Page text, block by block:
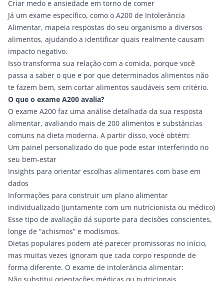
Criar medo e ansiedade em torno de comer
Já um exame específico, como o A200 de Intolerância
Alimentar, mapeia respostas do seu organismo a diversos
alimentos, ajudando a identificar quais realmente causam
impacto negativo.
Isso transforma sua relação com a comida, porque você
passa a saber o que e por que determinados alimentos não
te fazem bem, sem cortar alimentos saudáveis sem critério.
O que o exame A200 avalia?
O exame A200 faz uma análise detalhada da sua resposta
alimentar, avaliando mais de 200 alimentos e substâncias
comuns na dieta moderna. A partir disso, você obtém:
Um painel personalizado do que pode estar interferindo no
seu bem-estar
Insights para orientar escolhas alimentares com base em
dados
Informações para construir um plano alimentar
individualizado (juntamente com um nutricionista ou médico)
Esse tipo de avaliação dá suporte para decisões conscientes,
longe de “achismos” e modismos.
Dietas populares podem até parecer promissoras no início,
mas muitas vezes ignoram que cada corpo responde de
forma diferente. O exame de intolerância alimentar: